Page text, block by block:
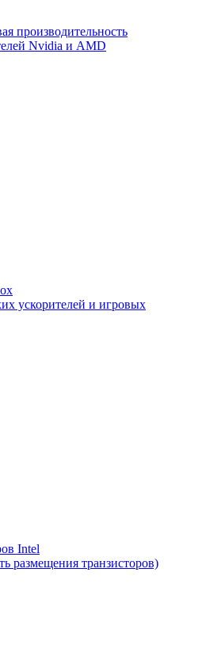
производительность
Nvidia и AMD
ускорителей и игровых
Intel
размещения транзисторов)